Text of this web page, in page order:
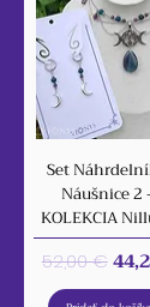
Set
Náušnice 2
KOLEKCIA
Normálna
52,00 €